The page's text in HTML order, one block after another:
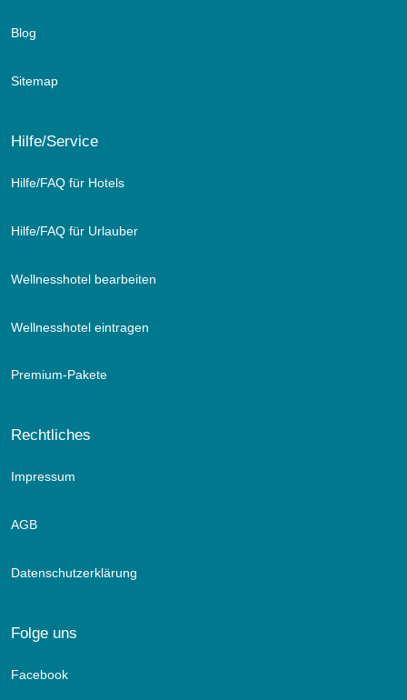
Blog
Sitemap
Hilfe/Service
Hilfe/FAQ für Hotels
Hilfe/FAQ für Urlauber
Wellnesshotel bearbeiten
Wellnesshotel eintragen
Premium-Pakete
Rechtliches
Impressum
AGB
Datenschutzerklärung
Folge uns
Facebook